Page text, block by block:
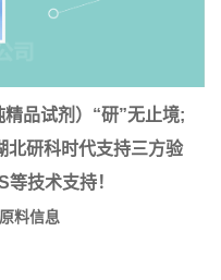
品试剂）“研”无止境;
北研科时代支持三方验
技术支持！
料信息